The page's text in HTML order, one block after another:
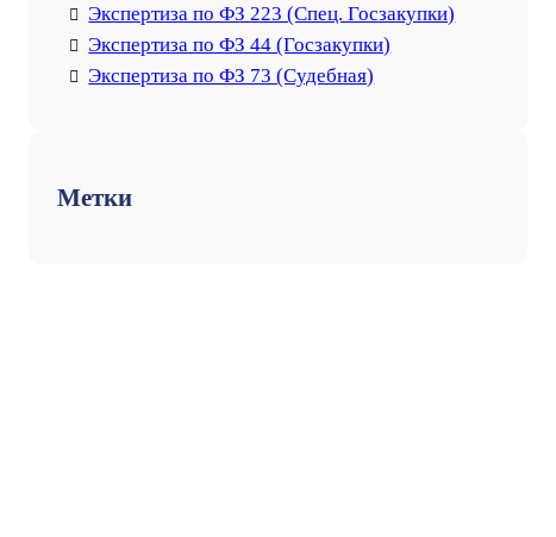
Экспертиза по ФЗ 223 (Спец. Госзакупки)
Экспертиза по ФЗ 44 (Госзакупки)
Экспертиза по ФЗ 73 (Судебная)
Метки